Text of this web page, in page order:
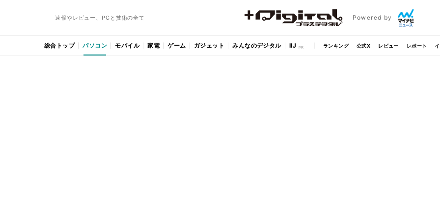
速報やレビュー、PCと技術の全て Powered by
総合トップ パソコン モバイル 家電 ゲーム ガジェット みんなのデジタル IIJ ランキング 公式X レビュー レポート